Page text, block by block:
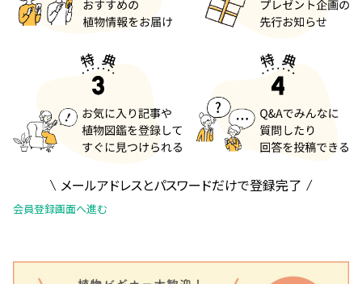
メールアドレスとパスワードだけで登録完了
会員登録画面へ進む